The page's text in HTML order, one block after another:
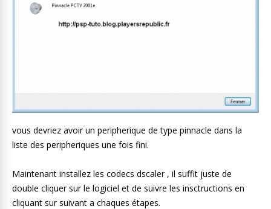
vous devriez avoir un peripherique de type pinnacle dans la
liste des peripheriques une fois fini.
Maintenant installez les codecs dscaler , il suffit juste de
double cliquer sur le logiciel et de suivre les insctructions en
cliquant sur suivant a chaques étapes.